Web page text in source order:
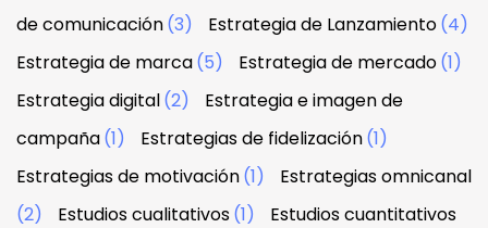
de comunicación(3) Estrategia de Lanzamiento(4)
Estrategia de marca(5) Estrategia de mercado(1)
Estrategia digital(2)
Estrategia e imagen de
campaña(1) Estrategias de fidelización(1)
Estrategias de motivación(1)
Estrategias omnicanal
(2)
Estudios cualitativos(1)
Estudios cuantitativos